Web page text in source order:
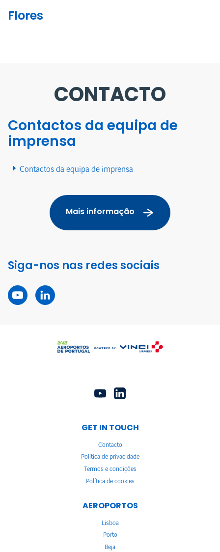
Flores
CONTACTO
Contactos da equipa de
imprensa
Contactos da equipa de imprensa
Mais informação
Siga-nos nas redes sociais
GET IN TOUCH
Contacto
Política de privacidade
Termos e condições
Política de cookies
AEROPORTOS
Lisboa
Porto
Beja